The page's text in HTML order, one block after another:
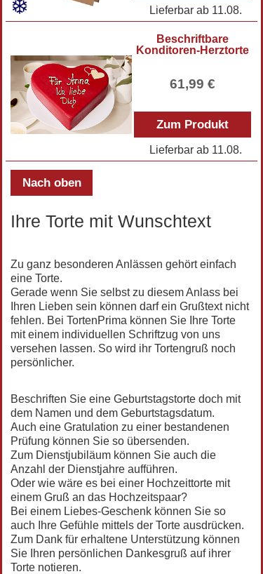
Lieferbar ab 11.08.
Beschriftbare
Konditoren-Herztorte
61,99 €
Zum Produkt
Lieferbar ab 11.08.
Nach oben
Ihre Torte mit Wunschtext
Zu ganz besonderen Anlässen gehört einfach
eine Torte.
Gerade wenn Sie selbst zu diesem Anlass bei
Ihren Lieben sein können darf ein Grußtext nicht
fehlen. Bei TortenPrima können Sie Ihre Torte
mit einem individuellen Schriftzug von uns
versehen lassen. So wird ihr Tortengruß noch
persönlicher.
Beschriften Sie eine Geburtstagstorte doch mit
dem Namen und dem Geburtstagsdatum.
Auch eine Gratulation zu einer bestandenen
Prüfung können Sie so übersenden.
Zum Dienstjubiläum können Sie auch die
Anzahl der Dienstjahre aufführen.
Oder wie wäre es bei einer Hochzeittorte mit
einem Gruß an das Hochzeitspaar?
Bei einem Liebes-Geschenk können Sie so
auch Ihre Gefühle mittels der Torte ausdrücken.
Zum Dank für erhaltene Unterstützung können
Sie Ihren persönlichen Dankesgruß auf ihrer
Torte notieren.